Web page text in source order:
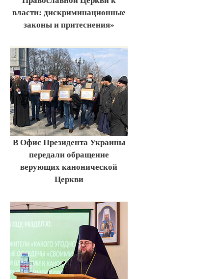
власти: дискриминационные
законы и притеснения»
В Офис Президента Украины
передали обращение
верующих канонической
Церкви